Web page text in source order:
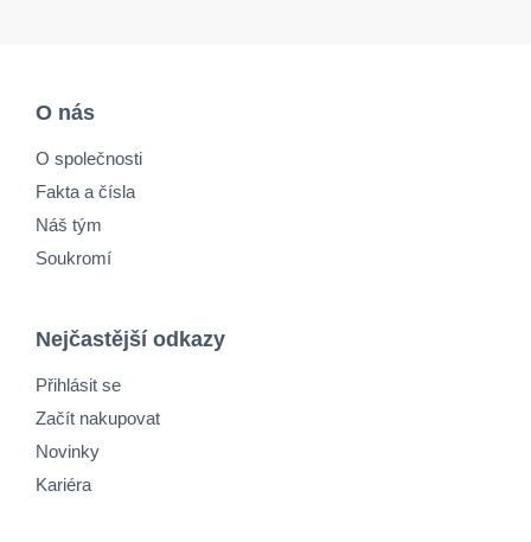
O nás
O společnosti
Fakta a čísla
Náš tým
Soukromí
Nejčastější odkazy
Přihlásit se
Začít nakupovat
Novinky
Kariéra